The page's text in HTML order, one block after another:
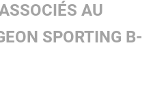
AU
SPORTING B-